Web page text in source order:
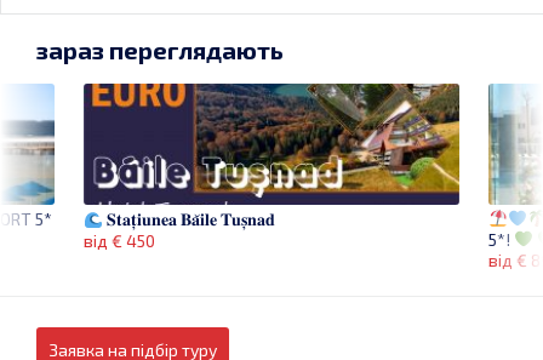
5*
5*!
від €
зараз переглядають
𝐒𝐭𝐚𝐭̦𝐢𝐮𝐧𝐞𝐚 𝐁𝐚̆𝐢𝐥𝐞 𝐓𝐮𝐬̦𝐧𝐚𝐝
від € 450
Заявка на підбір туру